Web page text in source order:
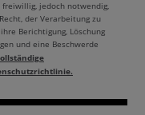
jedoch notwendig,
der Verarbeitung zu
Berichtigung, Löschung
und eine Beschwerde